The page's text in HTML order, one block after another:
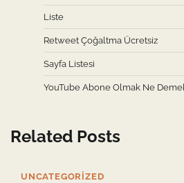
Liste
Retweet Çoğaltma Ücretsiz
Sayfa Listesi
YouTube Abone Olmak Ne
Related Posts
UNCATEGORIZED